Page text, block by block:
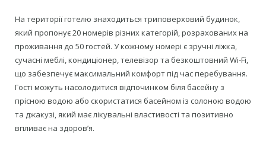
На території готелю знаходиться триповерховий будинок,
який пропонує 20 номерів різних категорій, розрахованих на
проживання до 50 гостей. У кожному номері є зручні ліжка,
сучасні меблі, кондиціонер, телевізор та безкоштовний Wi-Fi,
що забезпечує максимальний комфорт під час перебування.
Гості можуть насолодитися відпочинком біля басейну з
прісною водою або скористатися басейном із солоною водою
та джакузі, який має лікувальні властивості та позитивно
впливає на здоров’я.